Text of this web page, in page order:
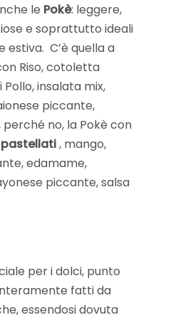
le Pokè: leggere,
e soprattutto ideali
estiva. C’è quella a
Riso, cotoletta
insalata mix,
piccante,
no, la Pokè con
pastellati, mango,
edamame,
piccante, salsa
per i dolci, punto
fatti da
essendosi dovuta